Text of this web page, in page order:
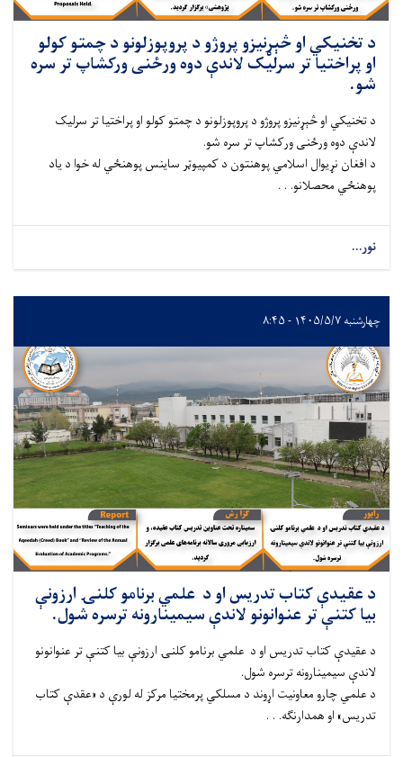
د تخنیکي او څېړنیزو پروژو د پروپوزلونو د چمتو کولو
او پراختیا تر سرلیک لاندې دوه ورځنی ورکشاپ تر سره
شو.
د تخنیکي او څېړنیزو پروژو د پروپوزلونو د چمتو کولو او پراختیا تر سرلیک
لاندې دوه ورځنی ورکشاپ تر سره شو.
د افغان نړیوال اسلامي پوهنتون د کمپیوټر ساینس پوهنځي له خوا د یاد
پوهنځي محصلانو. . .
نور...
چهارشنبه ۱۴۰۵/۵/۷ - ۸:۴۵
د عقیدې کتاب تدریس او د علمي برنامو کلنۍ ارزونې
بیا کتنې تر عنوانونو لاندې سیمینارونه ترسره شول.
د عقیدې کتاب تدریس او د علمي برنامو کلنۍ ارزونې بیا کتنې تر عنوانونو
لاندې سیمینارونه ترسره شول.
د علمي چارو معاونیت اړوند د مسلکي پرمختیا مرکز له لورې د «عقدې کتاب
تدریس» او همدارنګه. . .